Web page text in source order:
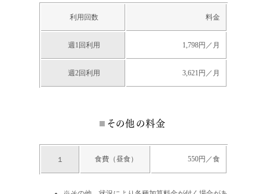
利用回数 料金
週1回利用 1,798円／月
週2回利用 3,621円／月
その他の料金
１ 食費（昼食） 550円／食